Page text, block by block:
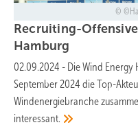
Recruiting-
Hamburg
02.09.2024 - Die Wind Energy
September 2024 die Top-
Windenergiebranche
interessant.